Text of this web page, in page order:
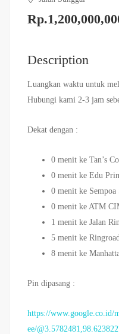
Description
Luangkan waktu untuk
Hubungi kami 2-3 jam
Dekat dengan :
0 menit ke Tan’s
0 menit ke Edu
0 menit ke Sempoa
0 menit ke ATM
1 menit ke Jalan
5 menit ke
8 menit ke
Pin dipasang :
https://www.google.co.id/
ee/